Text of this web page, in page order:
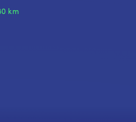
km